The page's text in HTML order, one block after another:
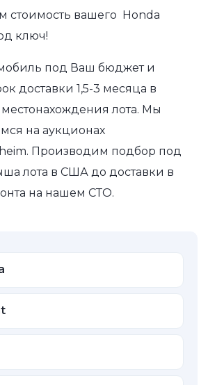
стоимость вашего Honda
ключ!
под Ваш бюджет и
доставки 1,5-3 месяца в
лота. Мы
на аукционах
Производим подбор под
лота в США до доставки в
на нашем СТО.